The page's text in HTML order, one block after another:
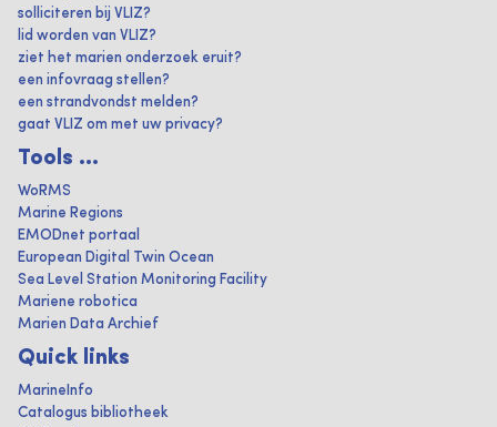
solliciteren bij VLIZ?
lid worden van VLIZ?
ziet het marien onderzoek eruit?
een infovraag stellen?
een strandvondst melden?
gaat VLIZ om met uw privacy?
Tools ...
WoRMS
Marine Regions
EMODnet portaal
European Digital Twin Ocean
Sea Level Station Monitoring Facility
Mariene robotica
Marien Data Archief
Quick links
MarineInfo
Catalogus bibliotheek